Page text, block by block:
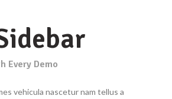
Every Demo
vehicula nascetur nam tellus a